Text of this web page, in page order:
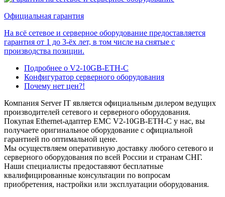
Официальная гарантия
На всё сетевое и серверное оборудование предоставляется
гарантия от 1 до 3-ёх лет, в том числе на снятые с
производства позиции.
Подробнее о V2-10GB-ETH-C
Конфигуратор серверного оборудования
Почему нет цен?!
Компания Server IT является официальным дилером ведущих
производителей сетевого и серверного оборудования.
Покупая Ethernet-адаптер EMC V2-10GB-ETH-C у нас, вы
получаете оригинальное оборудование с официальной
гарантией по оптимальной цене.
Мы осуществляем оперативную доставку любого сетевого и
серверного оборудования по всей России и странам СНГ.
Наши специалисты предоставяют бесплатные
квалифицированные консультации по вопросам
приобретения, настройки или эксплуатации оборудования.